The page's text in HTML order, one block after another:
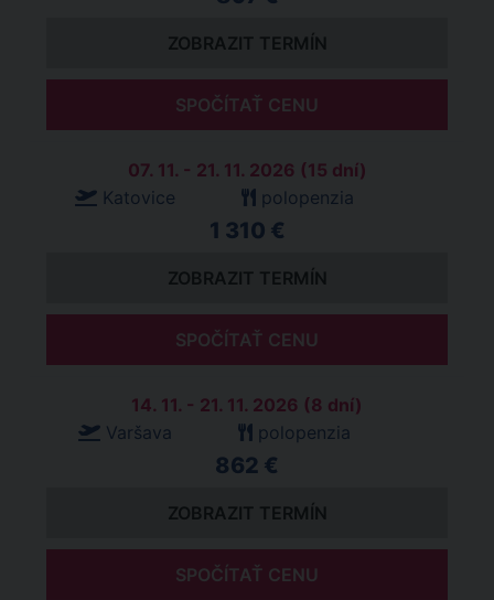
ZOBRAZIT TERMÍN
SPOČÍTAŤ CENU
07. 11. - 21. 11. 2026 (15 dní)
Katovice
polopenzia
1 310 €
ZOBRAZIT TERMÍN
SPOČÍTAŤ CENU
14. 11. - 21. 11. 2026 (8 dní)
Varšava
polopenzia
862 €
ZOBRAZIT TERMÍN
SPOČÍTAŤ CENU